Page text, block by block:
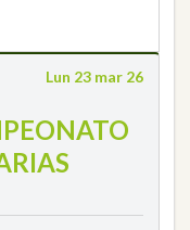
Lun 23 mar 26